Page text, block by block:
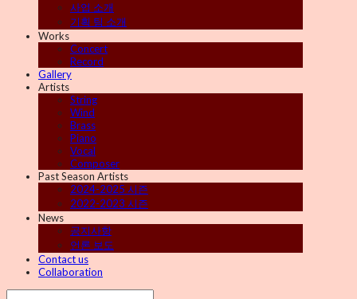
사업 소개
기획 팀 소개
Works
Concert
Record
Gallery
Artists
String
Wind
Brass
Piano
Vocal
Composer
Past Season Artists
2024-2025 시즌
2022-2023 시즌
News
공지사항
언론 보도
Contact us
Collaboration